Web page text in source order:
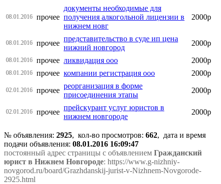
08.01.2016 прочее
документы необходимые для
получения алкогольной лицензии в
нижнем новг
2000р
08.01.2016 прочее
представительство в суде ип цена
нижний новгород
2000р
08.01.2016 прочее ликвидация ооо 2000р
08.01.2016 прочее компании регистрация ооо 2000р
02.01.2016 прочее
реорганизация в форме
присоединения этапы
2000р
02.01.2016 прочее
прейскурант услуг юристов в
нижнем новгороде
2000р
№ объявления: 2925, кол-во просмотров: 662, дата и время
подачи объявления: 08.01.2016 16:09:47
постоянный адрес страницы с объявлением Гражданский
юрист в Нижнем Новгороде: https://www.g-nizhniy-
novgorod.ru/board/Grazhdanskij-jurist-v-Nizhnem-Novgorode-
2925.html